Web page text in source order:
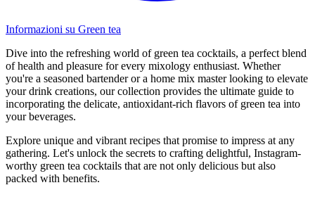
Informazioni su Green tea
Dive into the refreshing world of green tea cocktails, a perfect blend
of health and pleasure for every mixology enthusiast. Whether
you're a seasoned bartender or a home mix master looking to elevate
your drink creations, our collection provides the ultimate guide to
incorporating the delicate, antioxidant-rich flavors of green tea into
your beverages.
Explore unique and vibrant recipes that promise to impress at any
gathering. Let's unlock the secrets to crafting delightful, Instagram-
worthy green tea cocktails that are not only delicious but also
packed with benefits.